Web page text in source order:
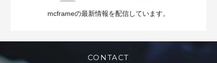
mcframeの最新情報を配信しています。
CONTACT